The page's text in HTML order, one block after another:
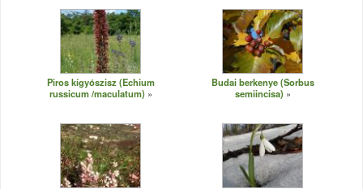
Piros kígyószisz (Echium
russicum /maculatum)
Budai berkenye (Sorbus
semiincisa)